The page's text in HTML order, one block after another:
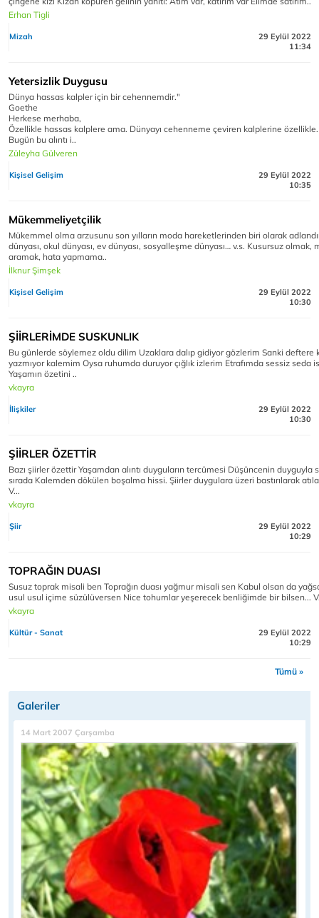
Erhan Tigli
Mizah
29 Eylül 2022
11:34
Yetersizlik Duygusu
Dünya hassas kalpler için bir cehennemdir."
Goethe
Herkese merhaba,
Özellikle hassas kalplere ama. Dünyayı cehenneme çeviren kalplerine özellikle.
Bugün bu alıntı i..
Züleyha Gülveren
Kişisel Gelişim
29 Eylül 2022
10:35
Mükemmeliyetçilik
Mükemmel olma arzusunu son yılların moda hareketlerinden biri olarak
dünyası, okul dünyası, ev dünyası, sosyalleşme dünyası… v.s. Kusursuz olmak,
aramak, hata yapmama..
İlknur Şimşek
Kişisel Gelişim
29 Eylül 2022
10:30
ŞİİRLERİMDE SUSKUNLIK
Bu günlerde söylemez oldu dilim Uzaklara dalıp gidiyor gözlerim Sanki deftere
yazmıyor kalemim Oysa ruhumda duruyor çığlık izlerim Etrafımda sessiz seda
Yaşamın özetini ..
vkayra
İlişkiler
29 Eylül 2022
10:30
ŞİİRLER ÖZETTİR
Bazı şiirler özettir Yaşamdan alıntı duyguların tercümesi Düşüncenin duyguyla
sırada Kalemden dökülen boşalma hissi. Şiirler duygulara üzeri bastırılarak
V...
vkayra
Şiir
29 Eylül 2022
10:29
TOPRAĞIN DUASI
Susuz toprak misali ben Toprağın duası yağmur misali sen Kabul olsan da
usul usul içime süzülüversen Nice tohumlar yeşerecek benliğimde bir bilsen...
vkayra
Kültür - Sanat
29 Eylül 2022
10:29
Tümü »
Galeriler
14 Mart 2007 Çarşamba